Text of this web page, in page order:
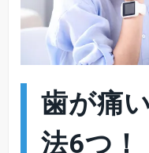
歯が痛
法6つ！